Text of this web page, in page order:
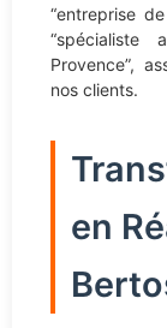
“entreprise
“spécialiste
Provence”,
nos clients.
en